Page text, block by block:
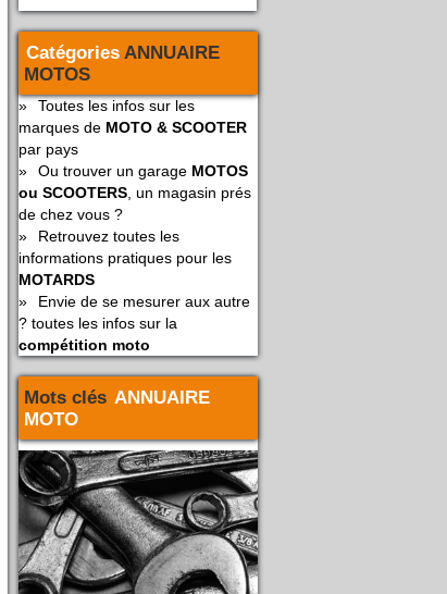
Catégories ANNUAIRE
MOTOS
»
Toutes les infos sur les
marques de MOTO & SCOOTER
par pays
»
Ou trouver un garage MOTOS
ou SCOOTERS , un magasin prés
de chez vous ?
»
Retrouvez toutes les
informations pratiques pour les
MOTARDS
»
Envie de se mesurer aux autre
? toutes les infos sur la
compétition moto
Mots clés ANNUAIRE
MOTO